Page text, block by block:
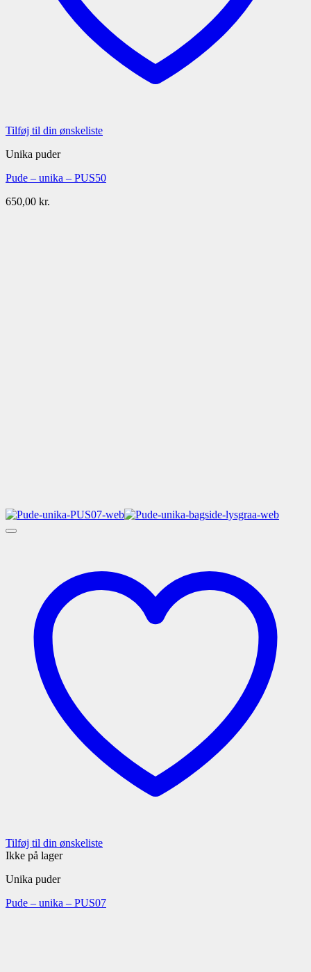
Tilføj til din ønskeliste
Unika puder
Pude – unika – PUS50
650,00 kr.
Tilføj til din ønskeliste
Ikke på lager
Unika puder
Pude – unika – PUS07